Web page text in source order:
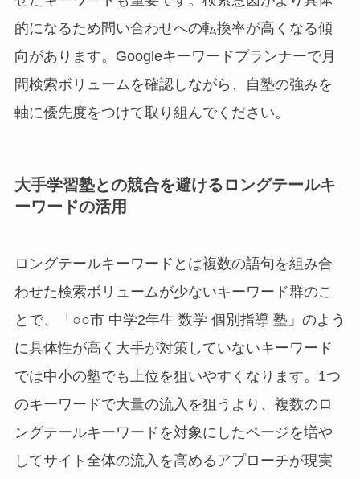
的になるため問い合わせへの転換率が高くなる傾
向があります。Googleキーワードプランナーで月
間検索ボリュームを確認しながら、自塾の強みを
軸に優先度をつけて取り組んでください。
大手学習塾との競合を避けるロングテールキ
ーワードの活用
ロングテールキーワードとは複数の語句を組み合
わせた検索ボリュームが少ないキーワード群のこ
とで、「○○市 中学2年生 数学 個別指導 塾」のよう
に具体性が高く大手が対策していないキーワード
では中小の塾でも上位を狙いやすくなります。1つ
のキーワードで大量の流入を狙うより、複数のロ
ングテールキーワードを対象にしたページを増や
してサイト全体の流入を高めるアプローチが現実